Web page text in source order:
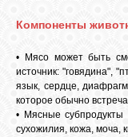
Компоненты
• Мясо может быть
источник: "говядина",
язык, сердце,
которое обычно
• Мясные субпродукты
сухожилия, кожа, моча,